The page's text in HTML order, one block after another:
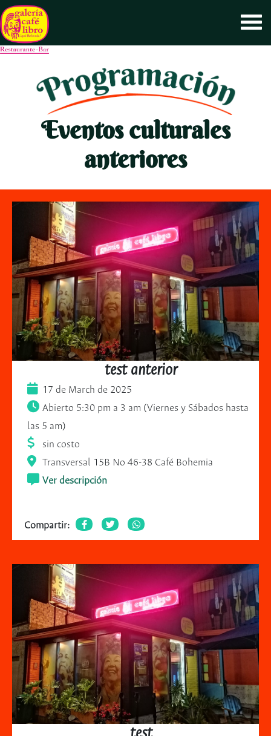
Eventos culturales
anteriores
test anterior
17 de March de 2025
Abierto 5:30 pm a 3 am (Viernes y Sábados hasta
las 5 am)
sin costo
Transversal 15B No 46-38 Café Bohemia
Ver descripción
Compartir: